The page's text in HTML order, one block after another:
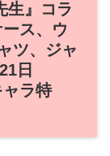
生』コラ
ス、ウ
ツ、ジャ
日
ャラ特